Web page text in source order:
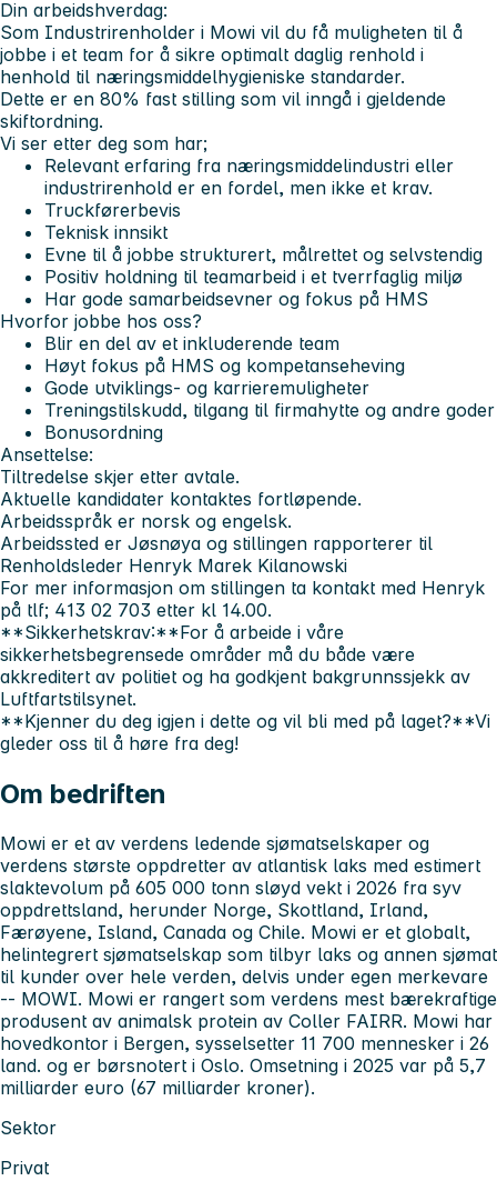
Din arbeidshverdag:
Som Industrirenholder i Mowi vil du få muligheten til å
jobbe i et team for å sikre optimalt daglig renhold i
henhold til næringsmiddelhygieniske standarder.
Dette er en 80% fast stilling som vil inngå i gjeldende
skiftordning.
Vi ser etter deg som har;
Relevant erfaring fra næringsmiddelindustri eller
industrirenhold er en fordel, men ikke et krav.
Truckførerbevis
Teknisk innsikt
Evne til å jobbe strukturert, målrettet og selvstendig
Positiv holdning til teamarbeid i et tverrfaglig miljø
Har gode samarbeidsevner og fokus på HMS
Hvorfor jobbe hos oss?
Blir en del av et inkluderende team
Høyt fokus på HMS og kompetanseheving
Gode utviklings- og karrieremuligheter
Treningstilskudd, tilgang til firmahytte og andre goder
Bonusordning
Ansettelse:
Tiltredelse skjer etter avtale.
Aktuelle kandidater kontaktes fortløpende.
Arbeidsspråk er norsk og engelsk.
Arbeidssted er Jøsnøya og stillingen rapporterer til
Renholdsleder Henryk Marek Kilanowski
For mer informasjon om stillingen ta kontakt med Henryk
på tlf; 413 02 703 etter kl 14.00.
**Sikkerhetskrav:**For å arbeide i våre
sikkerhetsbegrensede områder må du både være
akkreditert av politiet og ha godkjent bakgrunnssjekk av
Luftfartstilsynet.
**Kjenner du deg igjen i dette og vil bli med på laget?**Vi
gleder oss til å høre fra deg!
Om bedriften
Mowi er et av verdens ledende sjømatselskaper og
verdens største oppdretter av atlantisk laks med estimert
slaktevolum på 605 000 tonn sløyd vekt i 2026 fra syv
oppdrettsland, herunder Norge, Skottland, Irland,
Færøyene, Island, Canada og Chile. Mowi er et globalt,
helintegrert sjømatselskap som tilbyr laks og annen sjømat
til kunder over hele verden, delvis under egen merkevare
-- MOWI. Mowi er rangert som verdens mest bærekraftige
produsent av animalsk protein av Coller FAIRR. Mowi har
hovedkontor i Bergen, sysselsetter 11 700 mennesker i 26
land. og er børsnotert i Oslo. Omsetning i 2025 var på 5,7
milliarder euro (67 milliarder kroner).
Sektor
Privat